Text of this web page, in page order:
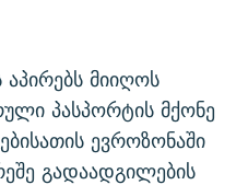
ᲛᲔᲑᲠᲫᲝᲚᲔᲑᲘ - 2022
19
მიიღოს
პასპორტის მქონე
ევროზონაში
გადაადგილების